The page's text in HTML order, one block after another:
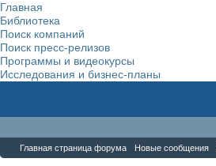
Главная
Библиотека
Поиск компаний
Поиск пресс-релизов
Программы и видеокурсы
Исследования и бизнес-планы
Главная страница форума Новые сообщения